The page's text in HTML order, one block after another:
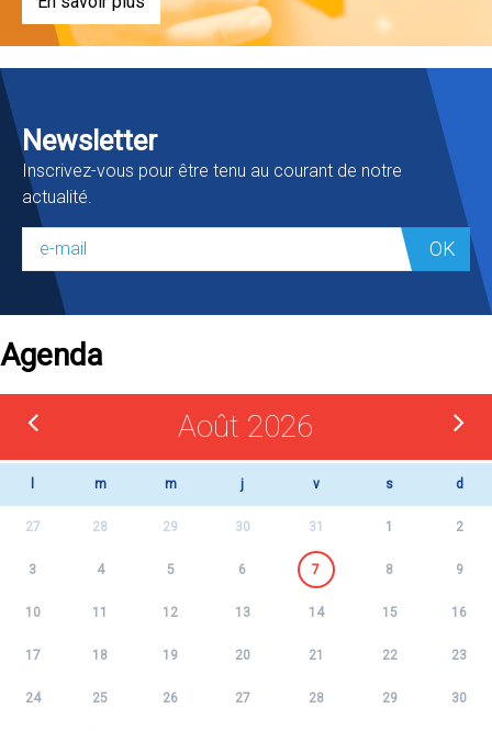
Newsletter
Inscrivez-vous pour être tenu au courant de notre
actualité.
OK
Agenda
Août 2026
m m j v s d
27 28 29 30 31 1 2
3 4 5 6 7 8 9
10 11 12 13 14 15 16
17 18 19 20 21 22 23
24 25 26 27 28 29 30